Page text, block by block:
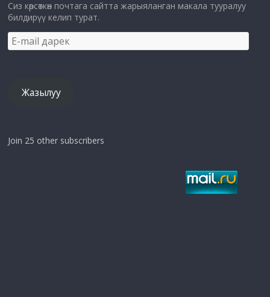
Сиз көрсөткөн почтага сайтта жарыяланган макала тууралуу
билдирүү келип турат.
E-
mail
Жазылуу
Join 25 other subscribers